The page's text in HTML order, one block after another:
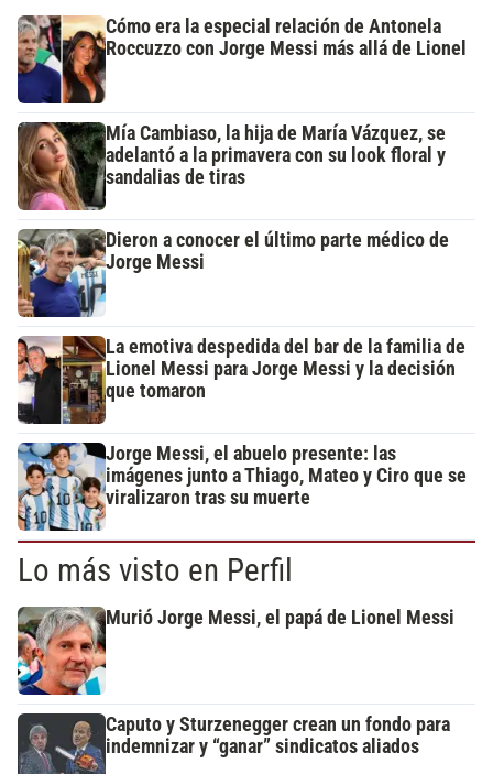
Cómo era la especial relación de Antonela
Roccuzzo con Jorge Messi más allá de Lionel
Mía Cambiaso, la hija de María Vázquez, se
adelantó a la primavera con su look floral y
sandalias de tiras
Dieron a conocer el último parte médico de
Jorge Messi
La emotiva despedida del bar de la familia de
Lionel Messi para Jorge Messi y la decisión
que tomaron
Jorge Messi, el abuelo presente: las
imágenes junto a Thiago, Mateo y Ciro que se
viralizaron tras su muerte
Lo más visto en Perfil
Murió Jorge Messi, el papá de Lionel Messi
Caputo y Sturzenegger crean un fondo para
indemnizar y “ganar” sindicatos aliados